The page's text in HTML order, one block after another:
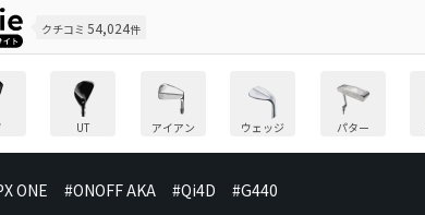
クチコミ 54,024件
UT アイアン ウェッジ パター
ONE #ONOFF AKA #Qi4D #G440